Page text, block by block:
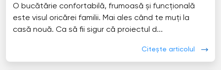
O bucătărie confortabilă, frumoasă și funcțională
este visul oricărei familii. Mai ales când te muți la
casă nouă. Ca să fii sigur că proiectul d...
Citește articolul